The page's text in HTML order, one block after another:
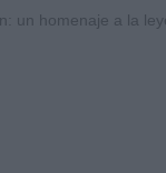
reportear y
un homenaje a la